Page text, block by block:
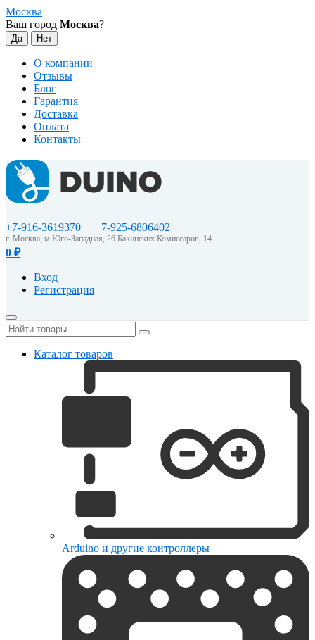
Москва
Ваш город Москва?
О компании
Отзывы
Блог
Гарантия
Доставка
Оплата
Контакты
+7-916-3619370 +7-925-6806402
г. Москва, м.Юго-Западная, 26 Бакинских Комиссаров, 14
0 ₽
Вход
Регистрация
Каталог товаров
Arduino и другие контроллеры